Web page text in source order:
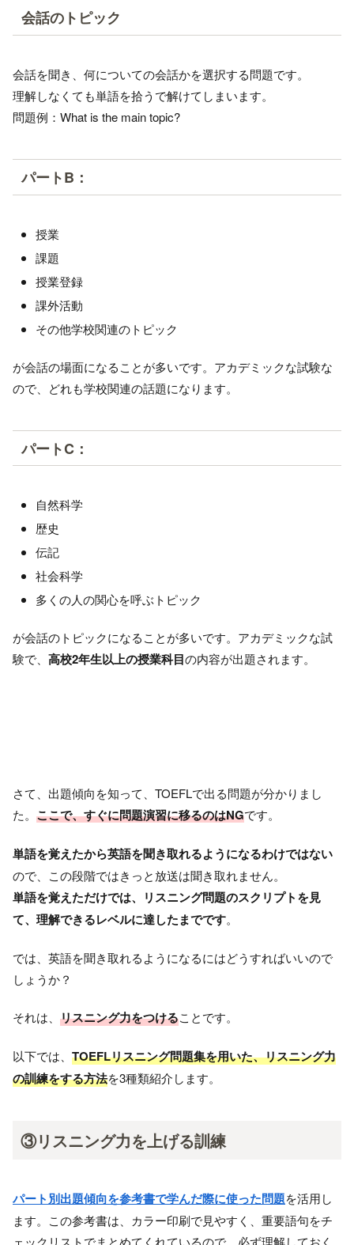
会話のトピック
会話を聞き、何についての会話かを選択する問題です。
理解しなくても単語を拾うで解けてしまいます。
問題例：What is the main topic?
パートB：
授業
課題
授業登録
課外活動
その他学校関連のトピック
が会話の場面になることが多いです。アカデミックな試験な
ので、どれも学校関連の話題になります。
パートC：
自然科学
歴史
伝記
社会科学
多くの人の関心を呼ぶトピック
が会話のトピックになることが多いです。アカデミックな試
験で、 高校2年生以上の授業科目の内容が出題されます。
さて、出題傾向を知って、TOEFLで出る問題が分かりまし
た。 ここで、すぐに問題演習に移るのはNGです。
単語を覚えたから英語を聞き取れるようになるわけではない
ので、この段階ではきっと放送は聞き取れません。
単語を覚えただけでは、リスニング問題のスクリプトを見
て、理解できるレベルに達したまでです。
では、英語を聞き取れるようになるにはどうすればいいので
しょうか？
それは、 リスニング力をつけることです。
以下では、 TOEFLリスニング問題集を用いた、リスニング力
の訓練をする方法を3種類紹介します。
③リスニング力を上げる訓練
パート別出題傾向を参考書で学んだ際に使った問題を活用し
ます。この参考書は、カラー印刷で見やすく、重要語句をチ